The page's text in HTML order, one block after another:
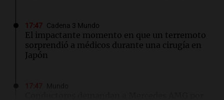
17:47 Cadena 3 Mundo
El impactante momento en que un terremoto
sorprendió a médicos durante una cirugía en
Japón